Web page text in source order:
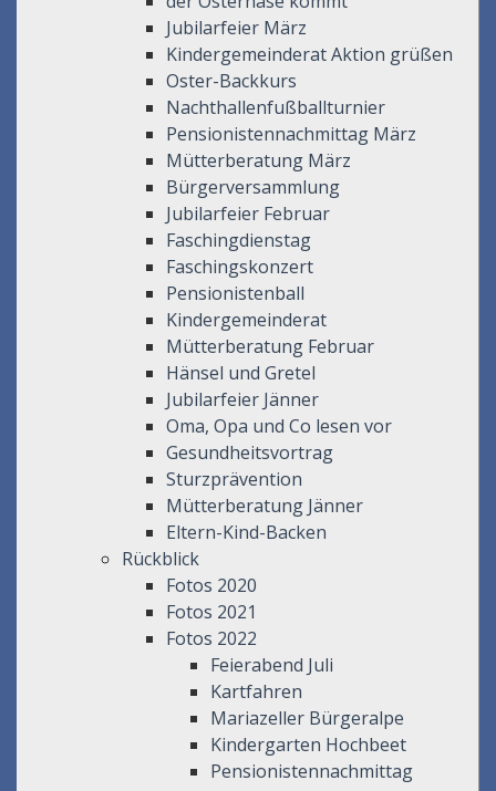
Jubilarfeier März
Kindergemeinderat Aktion grüßen
Oster-Backkurs
Nachthallenfußballturnier
Pensionistennachmittag März
Mütterberatung März
Bürgerversammlung
Jubilarfeier Februar
Faschingdienstag
Faschingskonzert
Pensionistenball
Kindergemeinderat
Mütterberatung Februar
Hänsel und Gretel
Jubilarfeier Jänner
Oma, Opa und Co lesen vor
Gesundheitsvortrag
Sturzprävention
Mütterberatung Jänner
Eltern-Kind-Backen
Rückblick
Fotos 2020
Fotos 2021
Fotos 2022
Feierabend Juli
Kartfahren
Mariazeller Bürgeralpe
Kindergarten Hochbeet
Pensionistennachmittag